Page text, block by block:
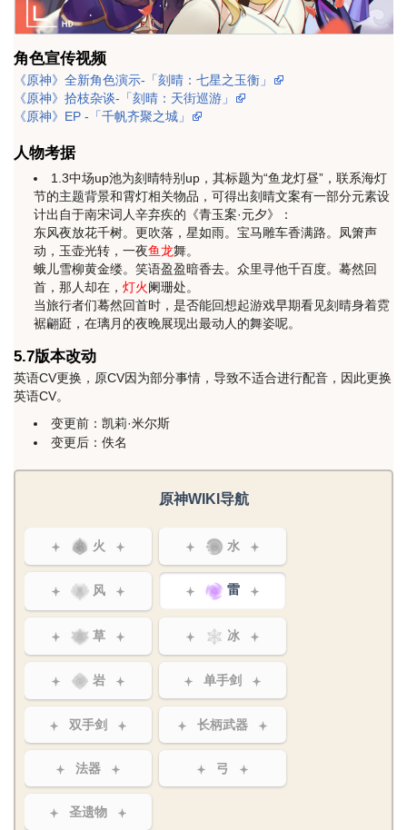
角色宣传视频
《原神》全新角色演示-「刻晴：七星之玉衡」
《原神》拾枝杂谈-「刻晴：天街巡游」
《原神》EP -「千帆齐聚之城」
人物考据
1.3中场up池为刻晴特别up，其标题为“鱼龙灯昼”，联系海灯
节的主题背景和霄灯相关物品，可得出刻晴文案有一部分元素设
计出自于南宋词人辛弃疾的《青玉案·元夕》：
东风夜放花千树。更吹落，星如雨。宝马雕车香满路。凤箫声
动，玉壶光转，一夜鱼龙舞。
蛾儿雪柳黄金缕。笑语盈盈暗香去。众里寻他千百度。蓦然回
首，那人却在，灯火阑珊处。
当旅行者们蓦然回首时，是否能回想起游戏早期看见刻晴身着霓
裾翩跹，在璃月的夜晚展现出最动人的舞姿呢。
5.7版本改动
英语CV更换，原CV因为部分事情，导致不适合进行配音，因此更换
英语CV。
变更前：凯莉·米尔斯
变更后：佚名
原神WIKI导航
火 水
风 雷
草 冰
岩 单手剑
双手剑 长柄武器
法器 弓
圣遗物